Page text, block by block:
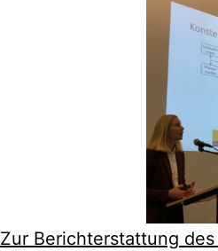
Zur Berichterstattung